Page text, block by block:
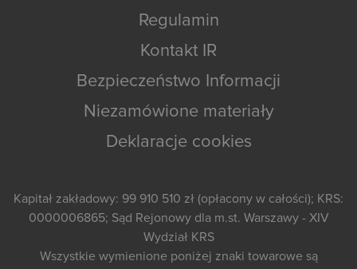
Regulamin
Kontakt IR
Bezpieczeństwo Informacji
Niezamówione materiały
Deklaracje cookies
Kapitał zakładowy: 99 910 510 zł (opłacony w całości); KRS:
0000006865; Sąd Rejonowy dla m.st. Warszawy - XIV
Wydział KRS
Wszystkie wymienione poniżej znaki towarowe są